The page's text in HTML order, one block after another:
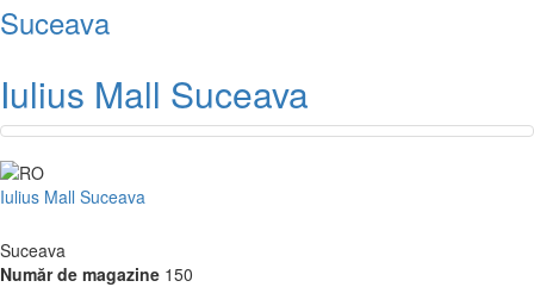
Suceava
Iulius Mall Suceava
Iulius Mall Suceava
Suceava
Număr de magazine 150